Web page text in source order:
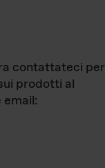
contattateci per
prodotti al